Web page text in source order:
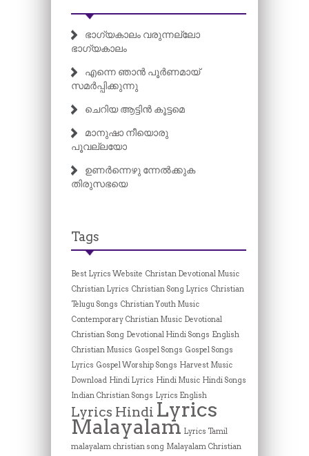
ഭാഗ്യകാലം വരുന്നല്ലോ
ഭാഗ്യകാലം
എന്നെ ഞാൻ പൂർണമായ്
സമർപ്പിക്കുന്നു
ചെറിയ ആട്ടിൻ കൂട്ടമെ
മാനുഷാ നീയൊരു
പൂവല്ലയോ
ഉണർന്നെഴു ന്നേൽക്കുക
തിരുസഭയെ
Tags
Best Lyrics Website Christan Devotional Music
Christian Lyrics Christian Song Lyrics Christian
Telugu Songs Christian Youth Music
Contemporary Christian Music Devotional
Christian Song Devotional Hindi Songs English
Christian Musics Gospel Songs Gospel Songs
Lyrics Gospel Worship Songs Harvest Music
Download Hindi Lyrics Hindi Music Hindi Songs
Indian Christian Songs Lyrics English
Lyrics Hindi Lyrics
Malayalam Lyrics Tamil
malayalam christian song Malayalam Christian